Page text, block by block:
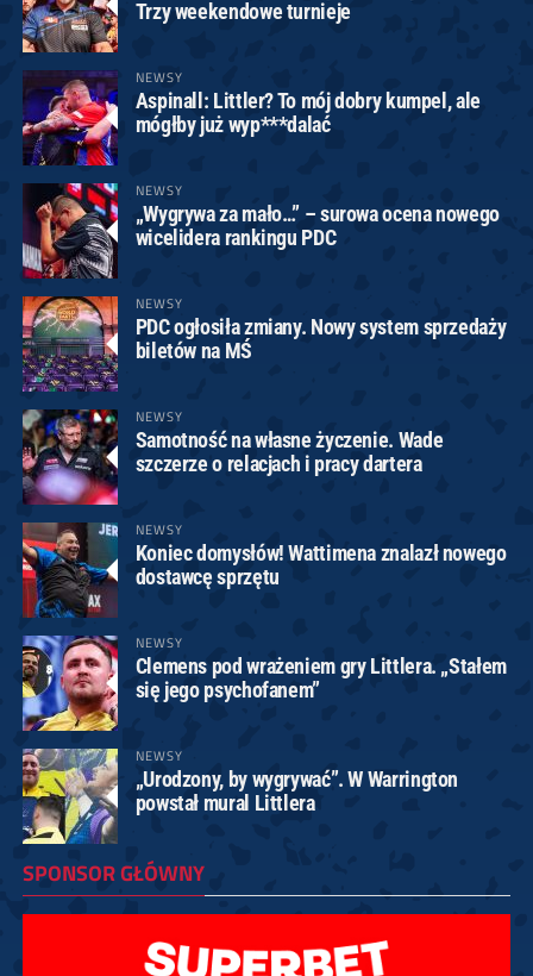
Trzy weekendowe turnieje
NEWSY
Aspinall: Littler? To mój dobry kumpel, ale
mógłby już wyp***dalać
NEWSY
„Wygrywa za mało…” – surowa ocena nowego
wicelidera rankingu PDC
NEWSY
PDC ogłosiła zmiany. Nowy system sprzedaży
biletów na MŚ
NEWSY
Samotność na własne życzenie. Wade
szczerze o relacjach i pracy dartera
NEWSY
Koniec domysłów! Wattimena znalazł nowego
dostawcę sprzętu
NEWSY
Clemens pod wrażeniem gry Littlera. „Stałem
się jego psychofanem”
NEWSY
„Urodzony, by wygrywać”. W Warrington
powstał mural Littlera
SPONSOR GŁÓWNY